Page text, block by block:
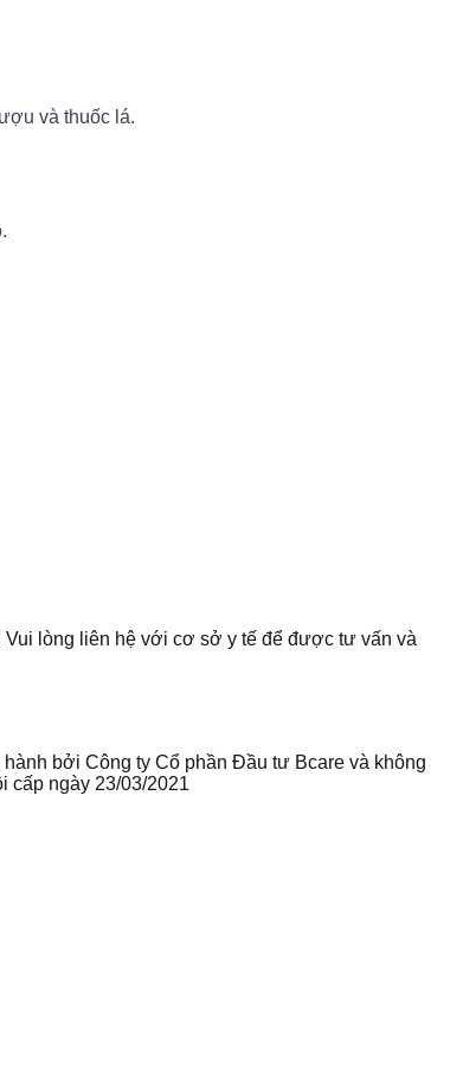
và thuốc lá.
Vui lòng liên hệ với cơ sở y tế để được tư vấn và
bởi Công ty Cổ phần Đầu tư Bcare và không
cấp ngày 23/03/2021